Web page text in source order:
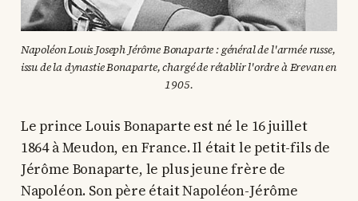
Napoléon Louis Joseph Jérôme Bonaparte : général de l'armée russe,
issu de la dynastie Bonaparte, chargé de rétablir l'ordre à Erevan en
1905.
Le prince Louis Bonaparte est né le 16 juillet
1864 à Meudon, en France. Il était le petit-fils de
Jérôme Bonaparte, le plus jeune frère de
Napoléon. Son père était Napoléon-Jérôme